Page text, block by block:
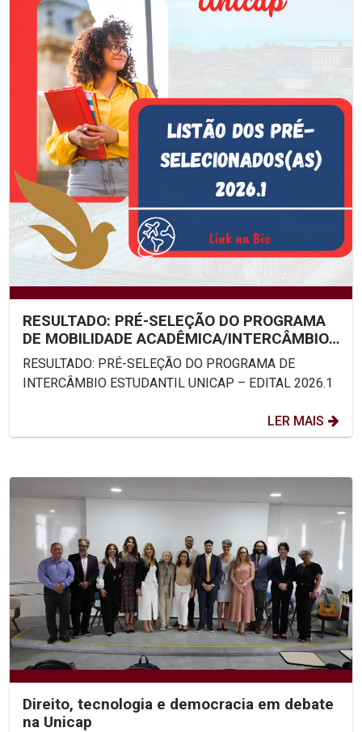
RESULTADO: PRÉ-SELEÇÃO DO PROGRAMA
DE MOBILIDADE ACADÊMICA/INTERCÂMBIO
ESTUDANTIL UNICAP – EDITAL...
RESULTADO: PRÉ-SELEÇÃO DO PROGRAMA DE
INTERCÂMBIO ESTUDANTIL UNICAP – EDITAL 2026.1
LER MAIS
Direito, tecnologia e democracia em debate
na Unicap